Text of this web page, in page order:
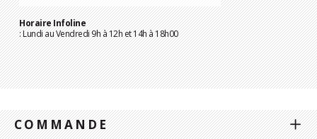
Horaire Infoline
: Lundi au Vendredi 9h à 12h et 14h à 18h00
COMMANDE